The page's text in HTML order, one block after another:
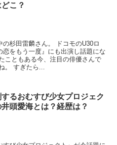
こ？
杉田雷麟さん。 ドコモのU30ロ
をもう一度』にも出演し話題にな
こともある今、注目の俳優さんで
。 すぎたら...
るおむすび少女プロジェク
井頭愛海とは？経歴は？